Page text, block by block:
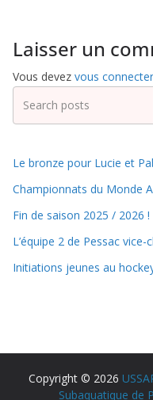
Laisser un
Vous devez vous connecter
Le bronze pour Lucie et
Championnats du Monde
Fin de saison 2025 / 2026 !
L’équipe 2 de Pessac
Initiations jeunes au
Copyright © 2026
Subaquatique de